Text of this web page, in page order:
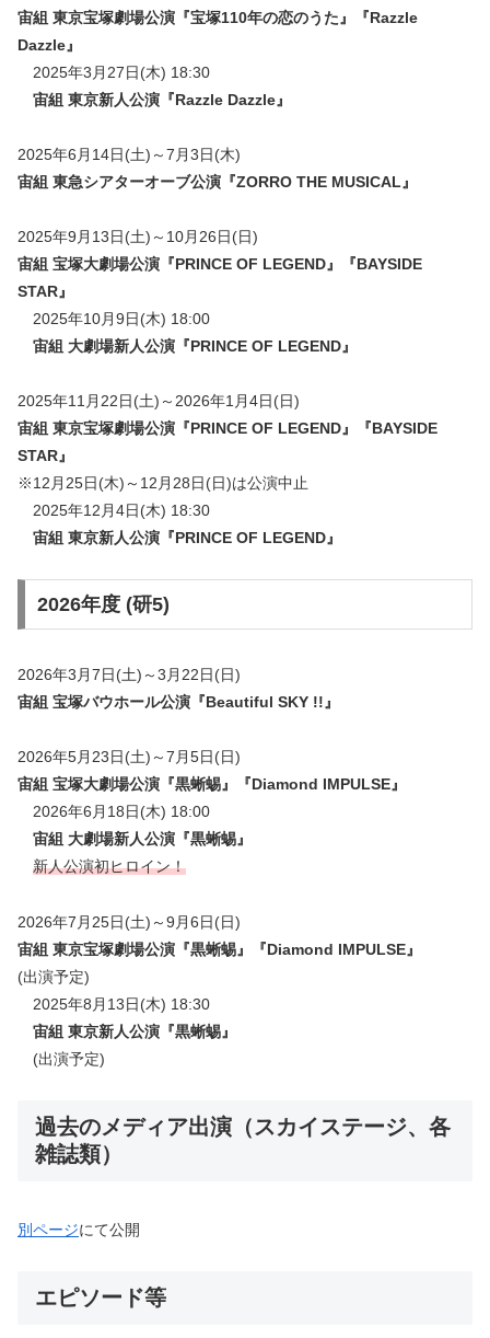
宙組 東京宝塚劇場公演 『宝塚110年の恋のうた』『Razzle
Dazzle』
2025年3月27日(木) 18:30
宙組 東京新人公演『Razzle Dazzle』
2025年6月14日(土)～7月3日(木)
宙組 東急シアターオーブ公演『ZORRO THE MUSICAL』
2025年9月13日(土)～10月26日(日)
宙組 宝塚大劇場公演『PRINCE OF LEGEND』『BAYSIDE
STAR』
2025年10月9日(木) 18:00
宙組 大劇場新人公演『PRINCE OF LEGEND』
2025年11月22日(土)～2026年1月4日(日)
宙組 東京宝塚劇場公演 『PRINCE OF LEGEND』『BAYSIDE
STAR』
※12月25日(木)～12月28日(日)は公演中止
2025年12月4日(木) 18:30
宙組 東京新人公演『PRINCE OF LEGEND』
2026年度 (研5)
2026年3月7日(土)～3月22日(日)
宙組 宝塚バウホール公演『Beautiful SKY !!』
2026年5月23日(土)～7月5日(日)
宙組 宝塚大劇場公演『黒蜥蜴』『Diamond IMPULSE』
2026年6月18日(木) 18:00
宙組 大劇場新人公演『黒蜥蜴』
新人公演初ヒロイン！
2026年7月25日(土)～9月6日(日)
宙組 東京宝塚劇場公演 『黒蜥蜴』『Diamond IMPULSE』
(出演予定)
2025年8月13日(木) 18:30
宙組 東京新人公演 『黒蜥蜴』
(出演予定)
過去のメディア出演（スカイステージ、各
雑誌類）
別ページにて公開
エピソード等